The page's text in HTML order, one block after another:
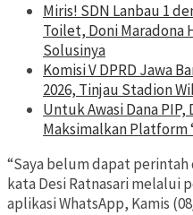
Miris! SDN Lanbau 1
Toilet, Doni Maradona
Solusinya
Komisi V DPRD Jawa
2026, Tinjau Stadion
Untuk Awasi Dana
Maksimalkan Platform
“Saya belum dapat
kata Desi Ratnasari melalui
aplikasi WhatsApp, Kamis